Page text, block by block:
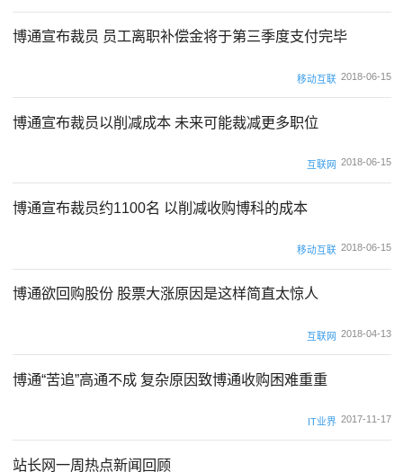
博通宣布裁员 员工离职补偿金将于第三季度支付完毕
移动互联 2018-06-15
博通宣布裁员以削减成本 未来可能裁减更多职位
互联网 2018-06-15
博通宣布裁员约1100名 以削减收购博科的成本
移动互联 2018-06-15
博通欲回购股份 股票大涨原因是这样简直太惊人
互联网 2018-04-13
博通“苦追”高通不成 复杂原因致博通收购困难重重
IT业界 2017-11-17
站长网一周热点新闻回顾